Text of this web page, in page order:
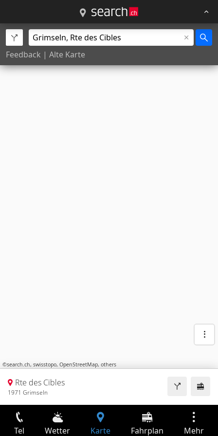
Feedback | Alte Karte
©search.ch, swisstopo, OpenStreetMap, others
Rte des Cibles
1971 Grimseln
Tel Wetter Karte Fahrplan Mehr